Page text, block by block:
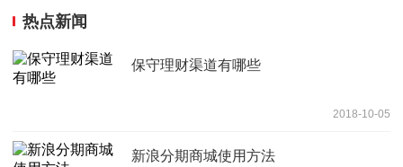
热点新闻
保守理财渠道有哪些
2018-10-05
新浪分期商城使用方法